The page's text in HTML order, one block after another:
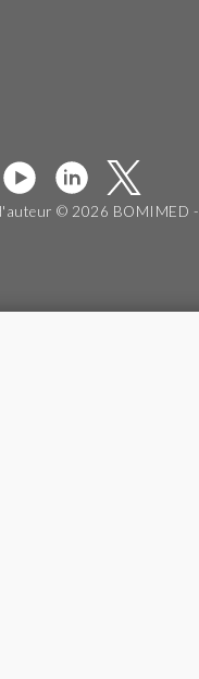
© 2026 BOMIMED -